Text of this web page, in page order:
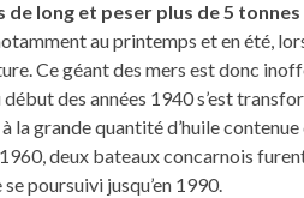
de long et peser plus de 5 tonnes
au printemps et en été,
Ce géant des mers est donc
des années 1940 s’est
grande quantité d’huile contenue
deux bateaux concarnois furent
poursuivi jusqu’en 1990.